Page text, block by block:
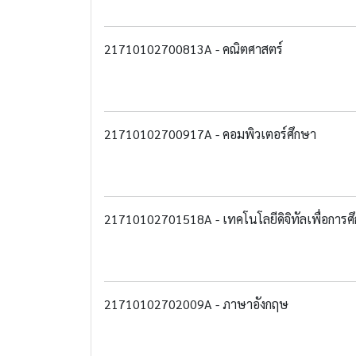
21710102700813A - คณิตศาสตร์
21710102700917A - คอมพิวเตอร์ศึกษา
21710102701518A - เทคโนโลยีดิจิทัลเพื่อการ
21710102702009A - ภาษาอังกฤษ